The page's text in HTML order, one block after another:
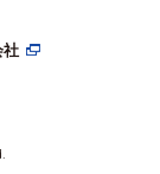
社